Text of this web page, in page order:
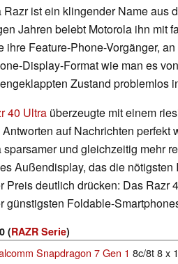
Razr ist ein klingender Name aus
Jahren belebt Motorola ihn mit
ihre Feature-Phone-Vorgänger,
Display-Format wie man es
Zustand problemlos
40 Ultra überzeugte mit einem
auf Nachrichten perfekt
sparsamer und gleichzeitig mehr
Außendisplay, das die
Preis deutlich drücken: Das Razr
günstigsten Foldable-
(RAZR Serie)
Snapdragon 7 Gen 1 8c/8t 8 x